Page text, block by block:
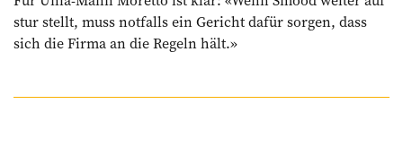
stur stellt, muss notfalls ein Gericht dafür sorgen, dass
sich die Firma an die Regeln hält.»